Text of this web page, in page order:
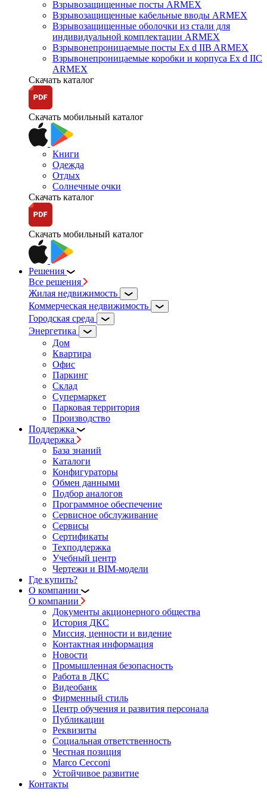
Взрывозащищенные посты ARMEX
Взрывозащищенные кабельные вводы ARMEX
Взрывозащищенные оболочки из стали для
индивидуальной комплектации ARMEX
Взрывонепроницаемые посты Ex d IIB ARMEX
Взрывонепроницаемые коробки и корпуса Ex d IIС
ARMEX
Скачать каталог
Скачать мобильный каталог
Книги
Одежда
Отдых
Солнечные очки
Скачать каталог
Скачать мобильный каталог
Решения
Все решения
Жилая недвижимость
Коммерческая недвижимость
Городская среда
Энергетика
Дом
Квартира
Офис
Паркинг
Склад
Супермаркет
Парковая территория
Производство
Поддержка
Поддержка
База знаний
Каталоги
Конфигураторы
Обмен данными
Подбор аналогов
Программное обеспечение
Сервисное обслуживание
Сервисы
Сертификаты
Техподдержка
Учебный центр
Чертежи и BIM-модели
Где купить?
О компании
О компании
Документы акционерного общества
История ДКС
Миссия, ценности и видение
Контактная информация
Новости
Промышленная безопасность
Работа в ДКС
Видеобанк
Фирменный стиль
Центр обучения и развития персонала
Публикации
Реквизиты
Социальная ответственность
Честная позиция
Marco Cecconi
Устойчивое развитие
Контакты